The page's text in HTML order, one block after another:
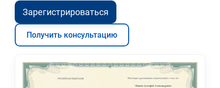
Зарегистрироваться
Получить консультацию